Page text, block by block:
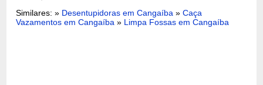
Similares: » Desentupidoras em Cangaíba »Caça
Vazamentos em Cangaíba » Limpa Fossas em Cangaíba